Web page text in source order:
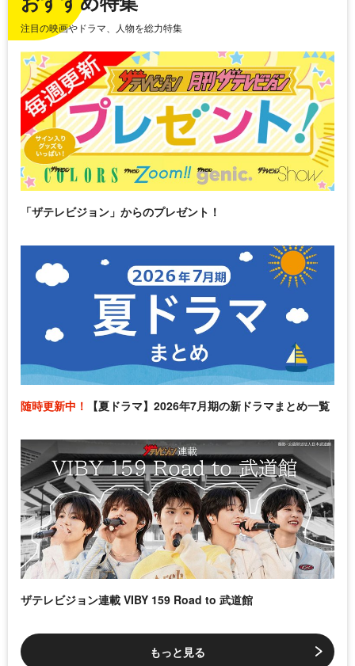
注目の映画やドラマ、人物を総力特集
「ザテレビジョン」からのプレゼント！
随時更新中！ 【夏ドラマ】2026年7月期の新ドラマまとめ一覧
ザテレビジョン連載 VIBY 159 Road to 武道館
もっと見る